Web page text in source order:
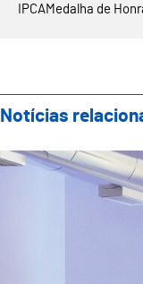
IPCAMedalha de
Notícias
Escola Superior